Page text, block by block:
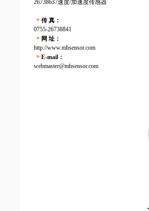
26738637速度/加速度传感器
传 真：
0755-26738841
网 址：
http://www.mhsensor.com
E-mail：
webmaster@mhsensor.com